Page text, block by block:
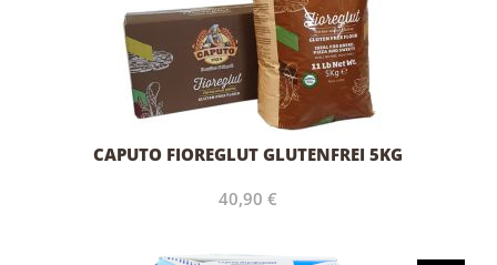
CAPUTO FIOREGLUT GLUTENFREI 5KG
40,90 €